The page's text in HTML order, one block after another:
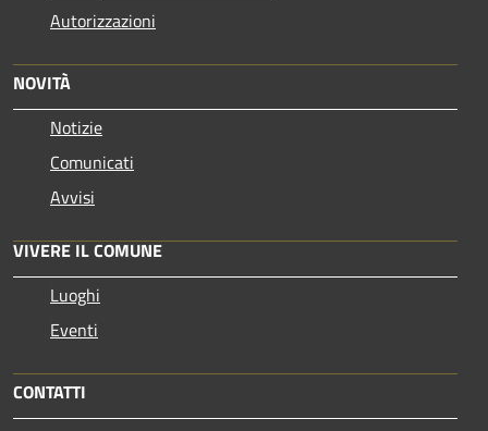
Autorizzazioni
NOVITÀ
Notizie
Comunicati
Avvisi
VIVERE IL COMUNE
Luoghi
Eventi
CONTATTI